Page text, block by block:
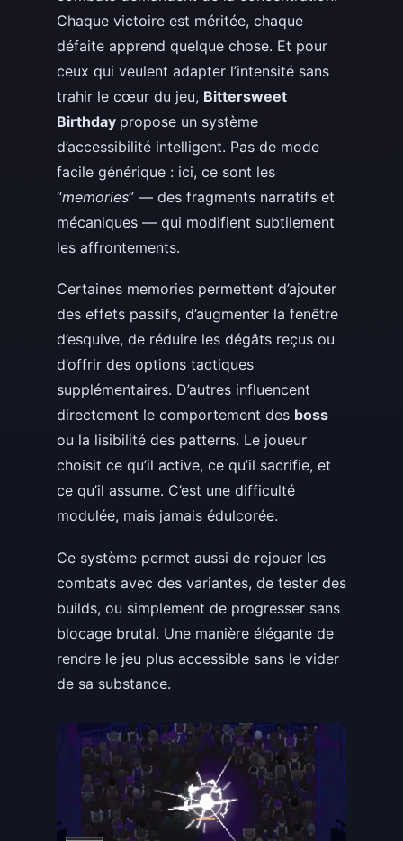
Chaque victoire est méritée, chaque
défaite apprend quelque chose. Et pour
ceux qui veulent adapter l’intensité sans
trahir le cœur du jeu, Bittersweet
Birthday propose un système
d’accessibilité intelligent. Pas de mode
facile générique : ici, ce sont les
“memories” — des fragments narratifs et
mécaniques — qui modifient subtilement
les affrontements.
Certaines memories permettent d’ajouter
des effets passifs, d’augmenter la fenêtre
d’esquive, de réduire les dégâts reçus ou
d’offrir des options tactiques
supplémentaires. D’autres influencent
directement le comportement des boss
ou la lisibilité des patterns. Le joueur
choisit ce qu’il active, ce qu’il sacrifie, et
ce qu’il assume. C’est une difficulté
modulée, mais jamais édulcorée.
Ce système permet aussi de rejouer les
combats avec des variantes, de tester des
builds, ou simplement de progresser sans
blocage brutal. Une manière élégante de
rendre le jeu plus accessible sans le vider
de sa substance.